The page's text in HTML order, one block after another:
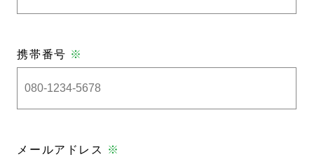
携帯番号 ※
メールアドレス ※